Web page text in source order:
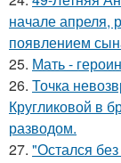
начале апреля,
появлением
25. Мать -
26. Точка
Кругликовой в
разводом.
27. "Остался